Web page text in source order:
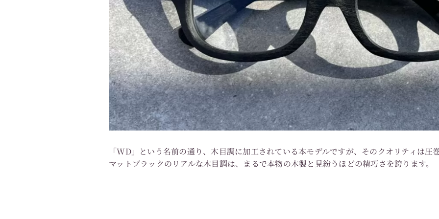
「WD」という名前の通り、木目調に加工されている本モデルですが、そのクオリティは圧
マットブラックのリアルな木目調は、まるで本物の木製と見紛うほどの精巧さを誇ります。